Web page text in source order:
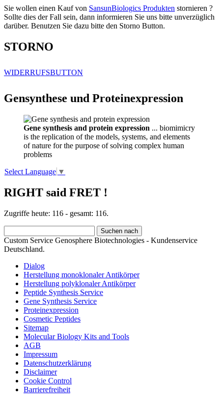
Sie wollen einen Kauf von SansunBiologics Produkten stornieren ?
Sollte dies der Fall sein, dann informieren Sie uns bitte unverzüglich
darüber. Benutzen Sie dazu bitte den Storno Button.
STORNO
WIDERRUFSBUTTON
Gensynthese und Proteinexpression
Gene synthesis and protein expression ... biomimicry
is the replication of the models, systems, and elements
of nature for the purpose of solving complex human
problems
Select Language ▼
RIGHT said FRET !
Zugriffe heute: 116 - gesamt: 116.
Custom Service Genosphere Biotechnologies - Kundenservice
Deutschland.
Dialog
Herstellung monoklonaler Antikörper
Herstellung polyklonaler Antikörper
Peptide Synthesis Service
Gene Synthesis Service
Proteinexpression
Cosmetic Peptides
Sitemap
Molecular Biology Kits and Tools
AGB
Impressum
Datenschutzerklärung
Disclaimer
Cookie Control
Barrierefreiheit